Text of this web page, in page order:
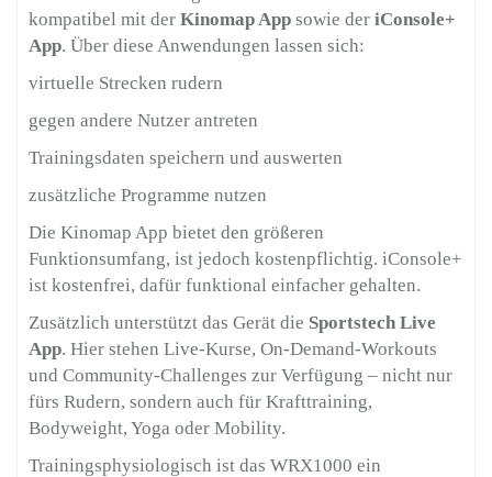
kompatibel mit der Kinomap App sowie der iConsole+
App. Über diese Anwendungen lassen sich:
virtuelle Strecken rudern
gegen andere Nutzer antreten
Trainingsdaten speichern und auswerten
zusätzliche Programme nutzen
Die Kinomap App bietet den größeren
Funktionsumfang, ist jedoch kostenpflichtig. iConsole+
ist kostenfrei, dafür funktional einfacher gehalten.
Zusätzlich unterstützt das Gerät die Sportstech Live
App. Hier stehen Live-Kurse, On-Demand-Workouts
und Community-Challenges zur Verfügung – nicht nur
fürs Rudern, sondern auch für Krafttraining,
Bodyweight, Yoga oder Mobility.
Trainingsphysiologisch ist das WRX1000 ein